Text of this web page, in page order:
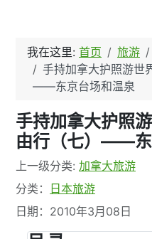
我在这里: 首页 旅游
手持加拿大护照游世
——东京台场和温泉
手持加拿大护照
由行（七）——东
文章信息
上一级分类: 加拿大旅游
分类：
日本旅游
日期：2010年3月08日